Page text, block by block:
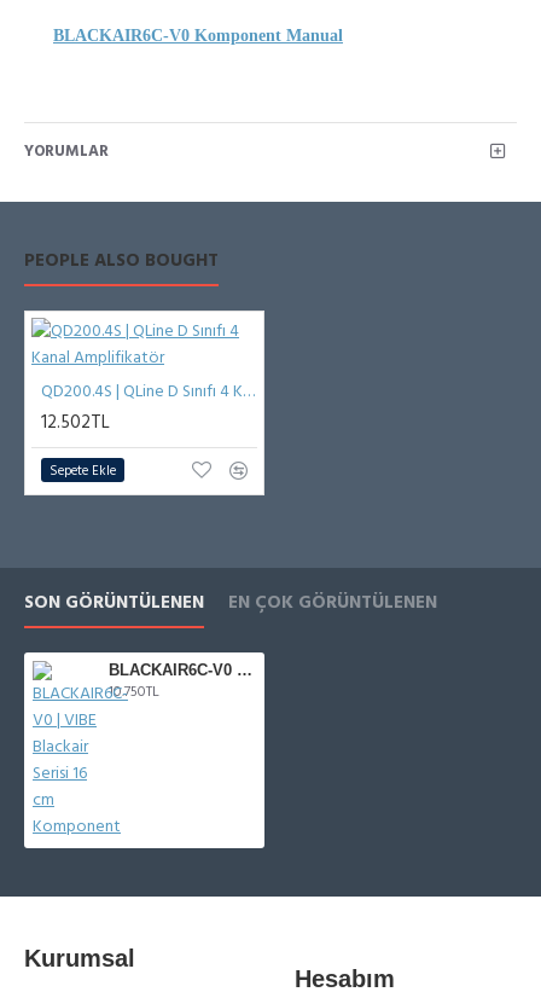
BLACKAIR6C-V0 Komponent Manual
YORUMLAR
PEOPLE ALSO BOUGHT
QD200.4S | QLine D Sınıfı 4 Kanal Amplifikatör
12.502TL
Sepete Ekle
SON GÖRÜNTÜLENEN EN ÇOK GÖRÜNTÜLENEN
BLACKAIR6C-V0 | VIBE Blackair Serisi 16 cm Komponent
10.750TL
Kurumsal
Hesabım